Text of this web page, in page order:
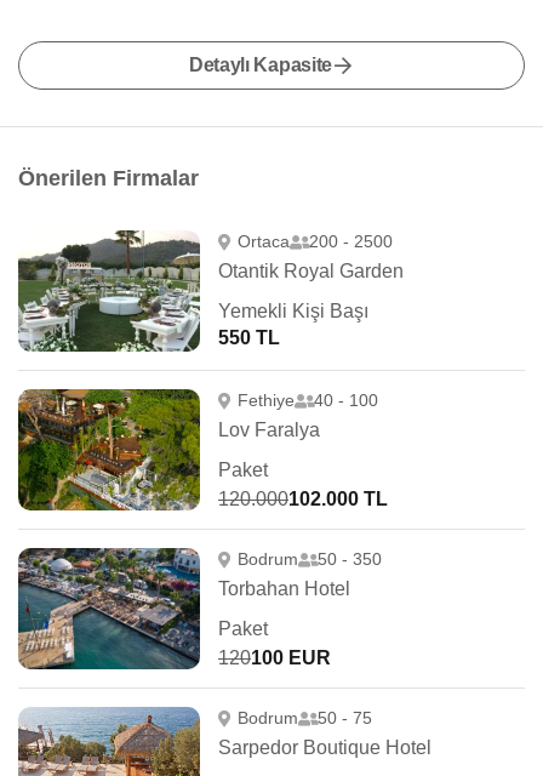
Detaylı Kapasite
Önerilen Firmalar
Ortaca 200 - 2500
Otantik Royal Garden
Yemekli Kişi Başı
550 TL
Fethiye 40 - 100
Lov Faralya
Paket
120.000102.000 TL
Bodrum 50 - 350
Torbahan Hotel
Paket
120100 EUR
Bodrum 50 - 75
Sarpedor Boutique Hotel